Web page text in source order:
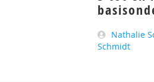
Nathalie
Schmidt